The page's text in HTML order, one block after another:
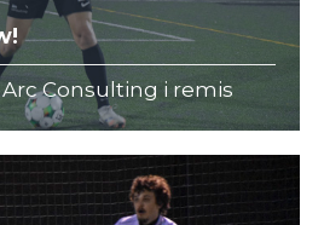
Consulting i remis
że drużyny te zostały
w swoich ligach.